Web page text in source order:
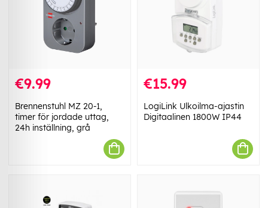
€9.99
Brennenstuhl MZ 20-1,
timer för jordade uttag,
24h inställning, grå
€15.99
LogiLink Ulkoilma-ajastin
Digitaalinen 1800W IP44